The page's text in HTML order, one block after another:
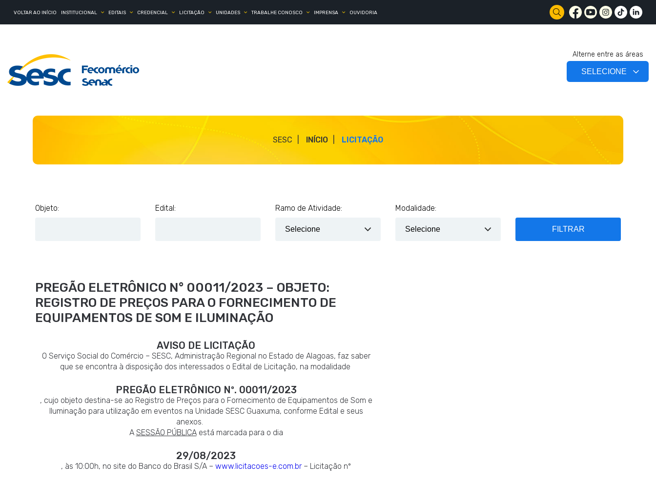
VOLTAR AO INÍCIO INSTITUCIONAL EDITAIS CREDENCIAL LICITAÇÃO UNIDADES TRABALHE CONOSCO IMPRENSA OUVIDORIA
Alterne entre as áreas
SESC INÍCIO LICITAÇÃO
Objeto: Edital: Ramo de Atividade: Modalidade:
FILTRAR
PREGÃO ELETRÔNICO N° 00011/2023 – OBJETO:
REGISTRO DE PREÇOS PARA O FORNECIMENTO DE
EQUIPAMENTOS DE SOM E ILUMINAÇÃO
AVISO DE LICITAÇÃO
O Serviço Social do Comércio – SESC, Administração Regional no Estado de Alagoas, faz saber
que se encontra à disposição dos interessados o Edital de Licitação, na modalidade
PREGÃO ELETRÔNICO Nº. 00011/2023
, cujo objeto destina-se ao Registro de Preços para o Fornecimento de Equipamentos de Som e
Iluminação para utilização em eventos na Unidade SESC Guaxuma, conforme Edital e seus
anexos.
A SESSÃO PÚBLICAestá marcada para o dia
29/08/2023
, às 10:00h, no site do Banco do Brasil S/A – www.licitacoes-e.com.br – Licitação nº